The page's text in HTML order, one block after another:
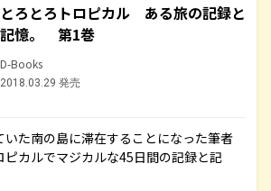
とろとろトロピカル ある旅の記録と
記憶。 第1巻
D-Books
2018.03.29 発売
いた南の島に滞在することになった筆者
カルでマジカルな45日間の記録と記